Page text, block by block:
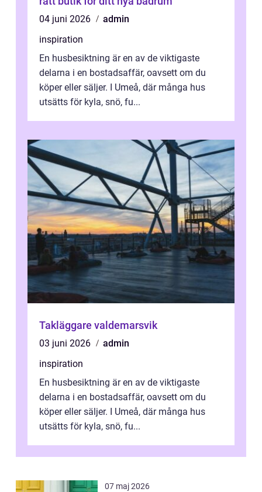
04 juni 2026
admin
inspiration
En husbesiktning är en av de viktigaste
delarna i en bostadsaffär, oavsett om du
köper eller säljer. I Umeå, där många hus
utsätts för kyla, snö, fu...
Takläggare valdemarsvik
03 juni 2026
admin
inspiration
En husbesiktning är en av de viktigaste
delarna i en bostadsaffär, oavsett om du
köper eller säljer. I Umeå, där många hus
utsätts för kyla, snö, fu...
07 maj 2026